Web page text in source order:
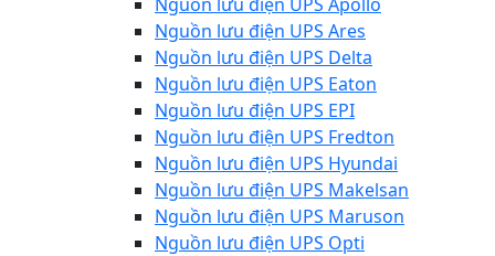
Nguồn lưu điện UPS Ares
Nguồn lưu điện UPS Delta
Nguồn lưu điện UPS Eaton
Nguồn lưu điện UPS EPI
Nguồn lưu điện UPS Fredton
Nguồn lưu điện UPS Hyundai
Nguồn lưu điện UPS Makelsan
Nguồn lưu điện UPS Maruson
Nguồn lưu điện UPS Opti